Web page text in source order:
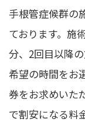
手根管症候群の
ております。施
分、2回目以降
希望の時間をお
券をお求めいた
で割安になる料